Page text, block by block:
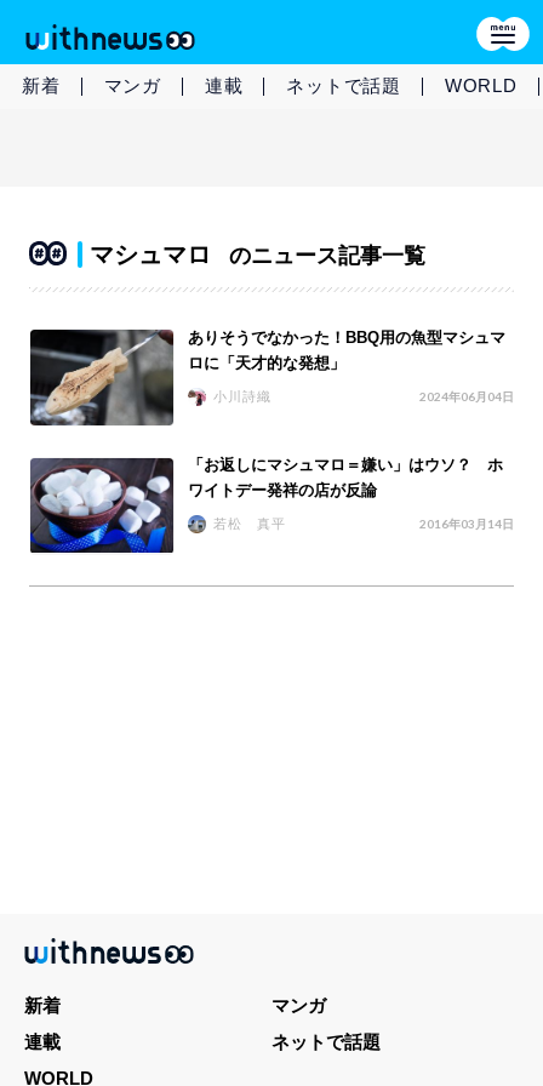
新着 マンガ 連載 ネットで話題 WORLD
マシュマロ のニュース記事一覧
ありそうでなかった！BBQ用の魚型マシュマ
ロに「天才的な発想」
小川詩織 2024年06月04日
「お返しにマシュマロ＝嫌い」はウソ？ ホ
ワイトデー発祥の店が反論
若松 真平 2016年03月14日
新着
マンガ
連載
ネットで話題
WORLD